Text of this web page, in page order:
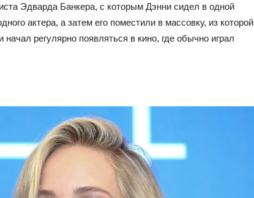
Эдварда Банкера, с которым Дэнни сидел в одной
актера, а затем его поместили в массовку, из которой
регулярно появляться в кино, где обычно играл